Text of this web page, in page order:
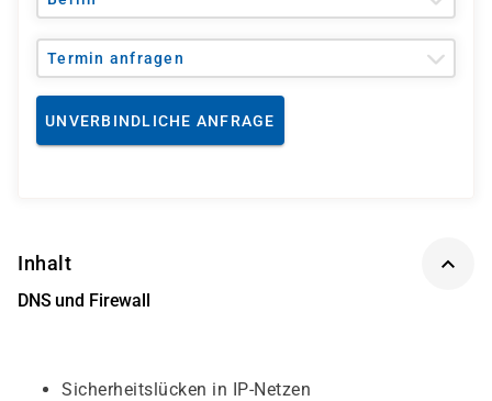
Termin anfragen
UNVERBINDLICHE ANFRAGE
Inhalt
DNS und Firewall
Sicherheitslücken in IP-Netzen